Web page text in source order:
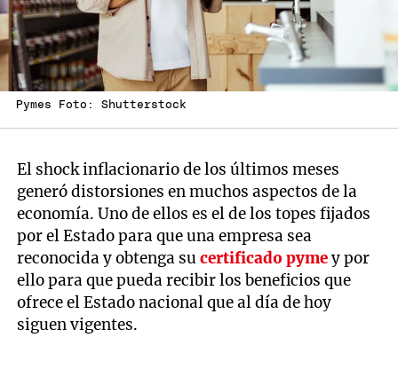
Pymes Foto: Shutterstock
El shock inflacionario de los últimos meses
generó distorsiones en muchos aspectos de la
economía. Uno de ellos es el de los topes fijados
por el Estado para que una empresa sea
reconocida y obtenga sucertificadopymey por
ello para que pueda recibir los beneficios que
ofrece el Estado nacional que al día de hoy
siguen vigentes.